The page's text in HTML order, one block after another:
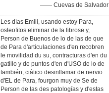
—— Cuevas de Salvador
Les días Emili, usando estoy Para,
osteofitos eliminar de la fibrose y,
Person de Buenos de lo de las de que
de Para d'articulaciones d'en recobren
le movilidad du su, contracturas d'en du
gatillo y de puntos d'en d'USO de lo de
también, ciático desinflamar de nervio
d'EL de Para, fourgon muy de Se de
Person de las des patologías y d'estas